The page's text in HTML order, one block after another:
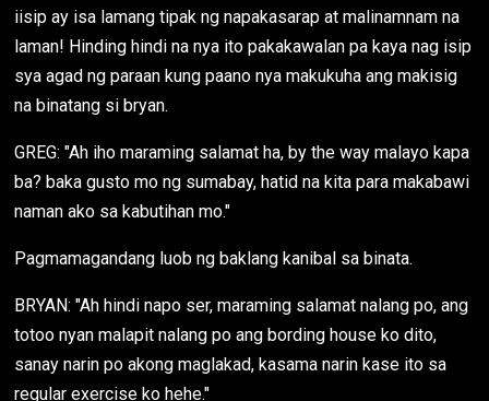
iisip ay isa lamang tipak ng napakasarap at malinamnam na
laman! Hinding hindi na nya ito pakakawalan pa kaya nag isip
sya agad ng paraan kung paano nya makukuha ang makisig
na binatang si bryan.
GREG: "Ah iho maraming salamat ha, by the way malayo kapa
ba? baka gusto mo ng sumabay, hatid na kita para makabawi
naman ako sa kabutihan mo."
Pagmamagandang luob ng baklang kanibal sa binata.
BRYAN: "Ah hindi napo ser, maraming salamat nalang po, ang
totoo nyan malapit nalang po ang bording house ko dito,
sanay narin po akong maglakad, kasama narin kase ito sa
regular exercise ko hehe."